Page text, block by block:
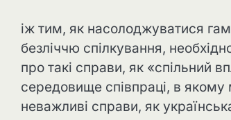
іж тим, як насолоджуватися
безліччю спілкування,
про такі справи, як «спільний
середовище співпраці, в якому
неважливі справи, як